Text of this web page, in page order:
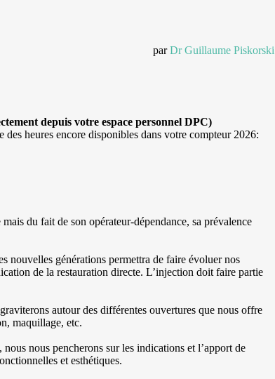
parDr Guillaume Piskorski
depuis votre espace personnel DPC)
heures encore disponibles dans votre compteur 2026:
du fait de son opérateur-dépendance, sa prévalence
nouvelles générations permettra de faire évoluer nos
de la restauration directe. L’injection doit faire partie
autour des différentes ouvertures que nous offre
maquillage, etc.
nous pencherons sur les indications et l’apport de
et esthétiques.